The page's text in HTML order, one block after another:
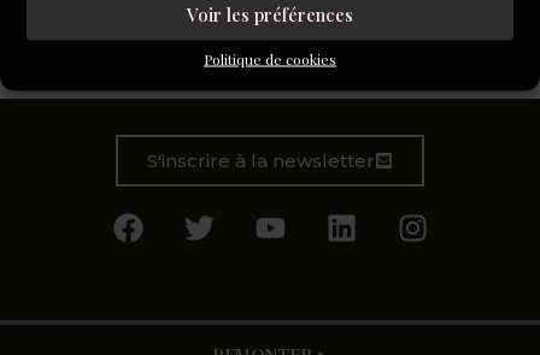
Voir les préférences
Politique de cookies
ondes radio nocturne
rêves en FM qui me bercent
S'inscrire à la newsletter